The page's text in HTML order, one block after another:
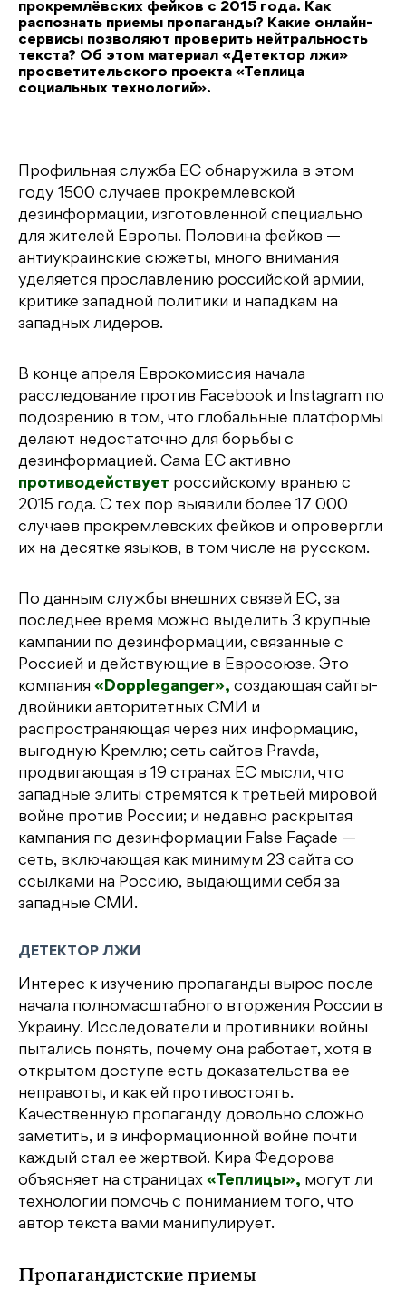
прокремлёвских фейков с 2015 года. Как
распознать приемы пропаганды? Какие онлайн-
сервисы позволяют проверить нейтральность
текста? Об этом материал «Детектор лжи»
просветительского проекта «Теплица
социальных технологий».
Профильная служба ЕС обнаружила в этом
году 1500 случаев прокремлевской
дезинформации, изготовленной специально
для жителей Европы. Половина фейков —
антиукраинские сюжеты, много внимания
уделяется прославлению российской армии,
критике западной политики и нападкам на
западных лидеров.
В конце апреля Еврокомиссия начала
расследование против Facebook и Instagram по
подозрению в том, что глобальные платформы
делают недостаточно для борьбы с
дезинформацией. Сама ЕС активно
противодействует российскому вранью с
2015 года. С тех пор выявили более 17 000
случаев прокремлевских фейков и опровергли
их на десятке языков, в том числе на русском.
По данным службы внешних связей ЕС, за
последнее время можно выделить 3 крупные
кампании по дезинформации, связанные с
Россией и действующие в Евросоюзе. Это
компания «Doppleganger», создающая сайты-
двойники авторитетных СМИ и
распространяющая через них информацию,
выгодную Кремлю; сеть сайтов Pravda,
продвигающая в 19 странах ЕС мысли, что
западные элиты стремятся к третьей мировой
войне против России; и недавно раскрытая
кампания по дезинформации False Façade —
сеть, включающая как минимум 23 сайта со
ссылками на Россию, выдающими себя за
западные СМИ.
ДЕТЕКТОР ЛЖИ
Интерес к изучению пропаганды вырос после
начала полномасштабного вторжения России в
Украину. Исследователи и противники войны
пытались понять, почему она работает, хотя в
открытом доступе есть доказательства ее
неправоты, и как ей противостоять.
Качественную пропаганду довольно сложно
заметить, и в информационной войне почти
каждый стал ее жертвой. Кира Федорова
объясняет на страницах «‎Теплицы», могут ли
технологии помочь с пониманием того, что
автор текста вами манипулирует.
Пропагандистские приемы